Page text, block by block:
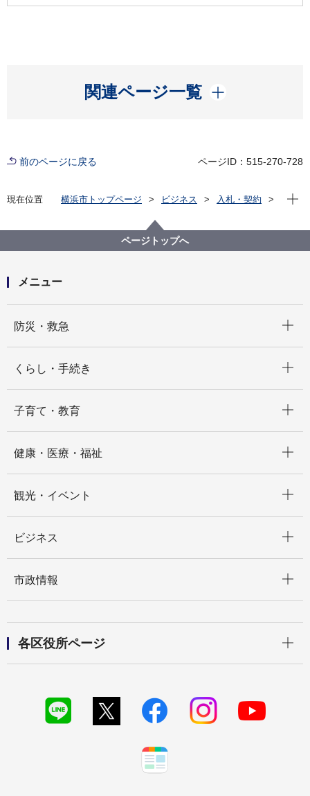
関連ページ一覧
開く
前のページに戻る ページID：515-270-728
現在位置 横浜市トップページ ビジネス
入札・契約
令和８年度市立学校における医療的ケア支援事業業務
委託（人材派遣）
現在
ページトップへ
メニュー
防災・救急
くらし・手続き
子育て・教育
健康・医療・福祉
観光・イベント
ビジネス
市政情報
各区役所ページ